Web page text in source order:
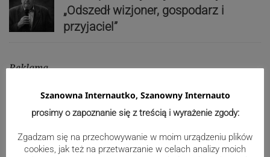
„Odszedł wizjoner, gospodarz i
przyjaciel”
Reklama
Szanowna Internautko, Szanowny Internauto
prosimy o zapoznanie się z treścią i wyrażenie zgody:
Zgadzam się na przechowywanie w moim urządzeniu plików
cookies, jak też na przetwarzanie w celach analizy moich